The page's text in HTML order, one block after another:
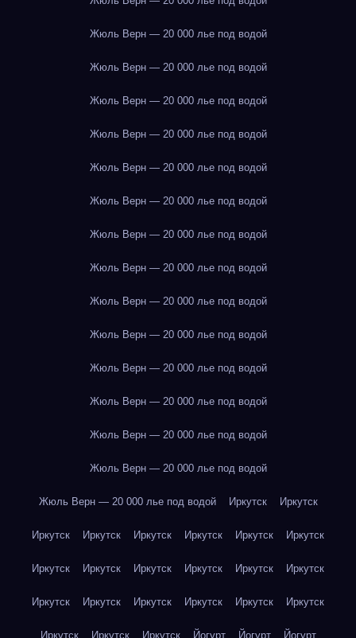
Жюль Верн — 20 000 лье под водой
Жюль Верн — 20 000 лье под водой
Жюль Верн — 20 000 лье под водой
Жюль Верн — 20 000 лье под водой
Жюль Верн — 20 000 лье под водой
Жюль Верн — 20 000 лье под водой
Жюль Верн — 20 000 лье под водой
Жюль Верн — 20 000 лье под водой
Жюль Верн — 20 000 лье под водой
Жюль Верн — 20 000 лье под водой
Жюль Верн — 20 000 лье под водой
Жюль Верн — 20 000 лье под водой
Жюль Верн — 20 000 лье под водой
Жюль Верн — 20 000 лье под водой
Жюль Верн — 20 000 лье под водой Иркутск Иркутск
Иркутск Иркутск Иркутск Иркутск Иркутск Иркутск
Иркутск Иркутск Иркутск Иркутск Иркутск Иркутск
Иркутск Иркутск Иркутск Иркутск Иркутск Иркутск
Иркутск Иркутск Иркутск Йогурт Йогурт Йогурт